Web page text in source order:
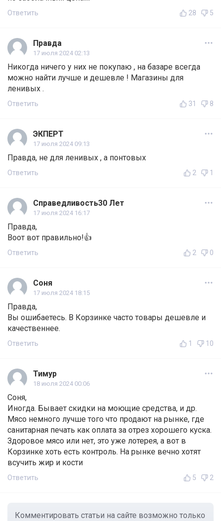
Ответить 28 5
Правда
17 июля 2024 02:13
Никогда ничего у них не покупаю , на базаре всегда
можно найти лучше и дешевле ! Магазины для
ленивых .
Ответить 31 8
ЭКПЕРТ
17 июля 2024 09:13
Правда, не для ленивых , а понтовых
Ответить 2 1
Справедливость30 Лет
17 июля 2024 16:17
Правда,
Воот вот правильно!👍
Ответить 2 0
Соня
17 июля 2024 18:15
Правда,
Вы ошибаетесь. В Корзинке часто товары дешевле и
качественнее.
Ответить 1 10
Тимур
18 июля 2024 00:06
Соня,
Иногда. Бывает скидки на моющие средства, и др.
Мясо немного лучше того что продают на рынке, где
санитарная печать как оплата за отрез хорошего куска.
Здоровое мясо или нет, это уже лотерея, а вот в
Корзинке хоть есть контроль. На рынке вечно хотят
всучить жир и кости
Ответить 5 2
Комментировать статьи на сайте возможно только